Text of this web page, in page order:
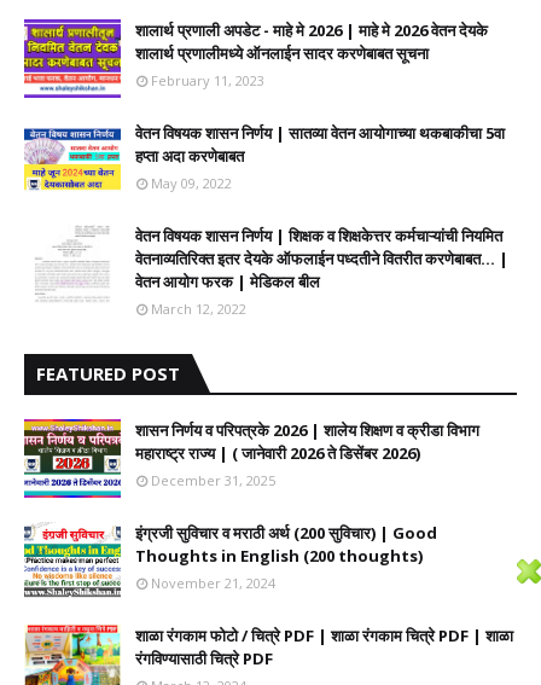
शालार्थ प्रणाली अपडेट - माहे मे 2026 | माहे मे 2026 वेतन देयके
शालार्थ प्रणालीमध्ये ऑनलाईन सादर करणेबाबत सूचना
February 11, 2023
वेतन विषयक शासन निर्णय | सातव्या वेतन आयोगाच्या थकबाकीचा 5वा
हप्ता अदा करणेबाबत
May 09, 2022
वेतन विषयक शासन निर्णय | शिक्षक व शिक्षकेत्तर कर्मचाऱ्यांची नियमित
वेतनाव्यतिरिक्त इतर देयके ऑफलाईन पध्दतीने वितरीत करणेबाबत... |
वेतन आयोग फरक | मेडिकल बील
March 12, 2022
FEATURED POST
शासन निर्णय व परिपत्रके 2026 | शालेय शिक्षण व क्रीडा विभाग
महाराष्ट्र राज्य | ( जानेवारी 2026 ते डिसेंबर 2026)
December 31, 2025
इंग्रजी सुविचार व मराठी अर्थ (200 सुविचार) | Good
Thoughts in English (200 thoughts)
November 21, 2024
शाळा रंगकाम फोटो / चित्रे PDF | शाळा रंगकाम चित्रे PDF | शाळा
रंगविण्यासाठी चित्रे PDF